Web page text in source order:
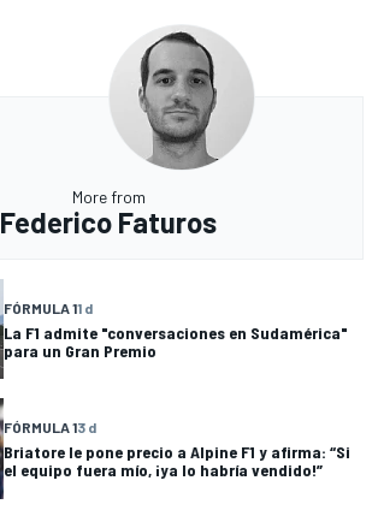
More from
Federico Faturos
FÓRMULA 11 d
La F1 admite "conversaciones en Sudamérica"
para un Gran Premio
FÓRMULA 13 d
Briatore le pone precio a Alpine F1 y afirma: “Si
el equipo fuera mío, ¡ya lo habría vendido!”